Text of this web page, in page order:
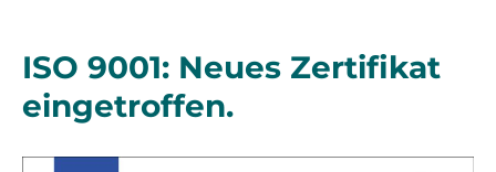
ISO 9001: Neues Zertifikat
eingetroffen.